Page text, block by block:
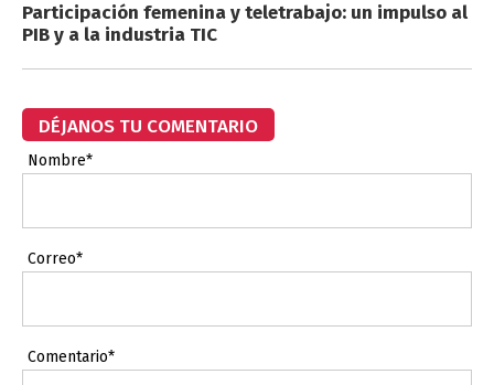
Participación femenina y teletrabajo: un impulso al
PIB y a la industria TIC
DÉJANOS TU COMENTARIO
Nombre*
Correo*
Comentario*